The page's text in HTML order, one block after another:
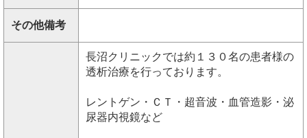
その他備考
長沼クリニックでは約１３０名の患者様の
透析治療を行っております。
レントゲン・ＣＴ・超音波・血管造影・泌
尿器内視鏡など